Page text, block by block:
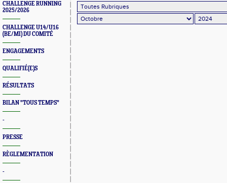
CHALLENGE RUNNING
2025/2026
CHALLENGE U14/U16
(BE/MI) DU COMITÉ
ENGAGEMENTS
QUALIFIÉ(E)S
RÉSULTATS
BILAN "TOUS TEMPS"
-
PRESSE
RÈGLEMENTATION
-